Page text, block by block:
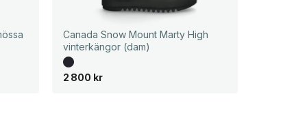
Canada Snow Mount Marty High
vinterkängor (dam)
2 800 kr